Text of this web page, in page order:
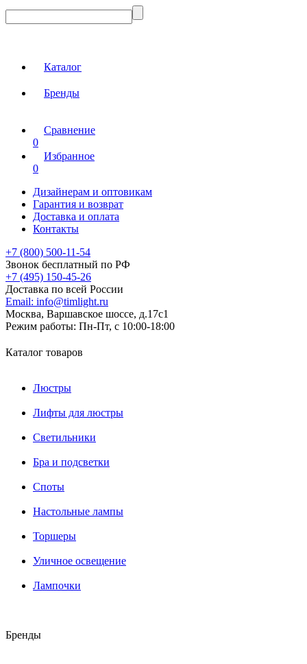
Каталог
Бренды
Сравнение
0
Избранное
0
Дизайнерам и оптовикам
Гарантия и возврат
Доставка и оплата
Контакты
+7 (800) 500-11-54
Звонок бесплатный по РФ
+7 (495) 150-45-26
Доставка по всей России
Email: info@timlight.ru
Москва, Варшавское шоссе, д.17c1
Режим работы: Пн-Пт, с 10:00-18:00
Каталог товаров
Люстры
Лифты для люстры
Светильники
Бра и подсветки
Споты
Настольные лампы
Торшеры
Уличное освещение
Лампочки
Бренды